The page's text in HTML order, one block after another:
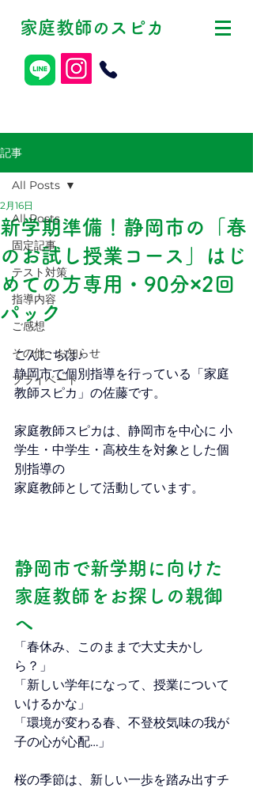
家庭教師の スピカ
記事
All Posts
固定記事
テスト対策
指導内容
ご感想
その他・お知らせ
プライベート
All Posts
新学期準備！静岡市の「春
のお試し授業コース」はじ
めての方専用・90分×2回
パック
2月16日
こんにちは♪
静岡市で個別指導を行っている「家庭
教師スピカ」の佐藤です。
家庭教師スピカは、静岡市を中心に 小
学生・中学生・高校生を対象とした個
別指導の
家庭教師として活動しています。
静岡市で新学期に向けた
家庭教師をお探しの親御
へ
「春休み、このままで大丈夫かし
ら？」
「新しい学年になって、授業について
いけるかな」
「環境が変わる春、不登校気味の我が
子の心が心配…」
桜の季節は、新しい一歩を踏み出すチ